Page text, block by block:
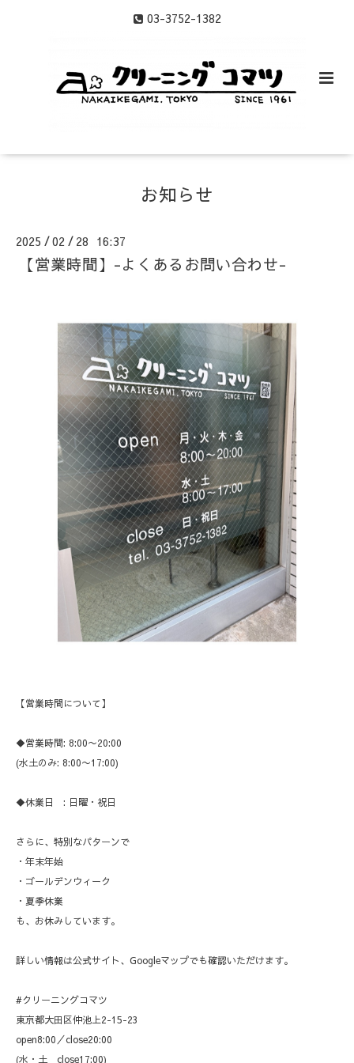
03-3752-1382
お知らせ
2025 /02 / 28 16:37
【営業時間】-よくあるお問い合わせ-
【営業時間について】
◆営業時間: 8:00〜20:00
(水土のみ: 8:00〜17:00)
◆休業日 : 日曜・祝日
さらに、特別なパターンで
・年末年始
・ゴールデンウィーク
・夏季休業
も、お休みしています。
詳しい情報は公式サイト、Googleマップでも確認いただけます。
#クリーニングコマツ
東京都大田区仲池上2-15-23
open8:00／close20:00
(水・土 close17:00)